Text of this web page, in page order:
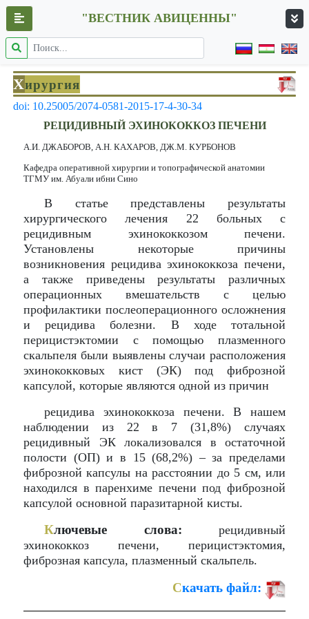
"ВЕСТНИК АВИЦЕННЫ"
Хирургия
doi: 10.25005/2074-0581-2015-17-4-30-34
РЕЦИДИВНЫЙ ЭХИНОКОККОЗ ПЕЧЕНИ
А.И. ДЖАБОРОВ, А.Н. КАХАРОВ, ДЖ.М. КУРБОНОВ
Кафедра оперативной хирургии и топографической анатомии
ТГМУ им. Абуали ибни Сино
В статье представлены результаты
хирургического лечения 22 больных с
рецидивным эхинококкозом печени.
Установлены некоторые причины
возникновения рецидива эхинококкоза печени,
а также приведены результаты различных
операционных вмешательств с целью
профилактики послеоперационного осложнения
и рецидива болезни. В ходе тотальной
перицистэктомии с помощью плазменного
скальпеля были выявлены случаи расположения
эхинококковых кист (ЭК) под фиброзной
капсулой, которые являются одной из причин
рецидива эхинококкоза печени. В нашем
наблюдении из 22 в 7 (31,8%) случаях
рецидивный ЭК локализовался в остаточной
полости (ОП) и в 15 (68,2%) – за пределами
фиброзной капсулы на расстоянии до 5 см, или
находился в паренхиме печени под фиброзной
капсулой основной паразитарной кисты.
Ключевые слова: рецидивный
эхинококкоз печени, перицистэктомия,
фиброзная капсула, плазменный скальпель.
Скачать файл: